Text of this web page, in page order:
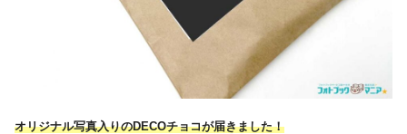
オリジナル写真入りのDECOチョコが届きました！